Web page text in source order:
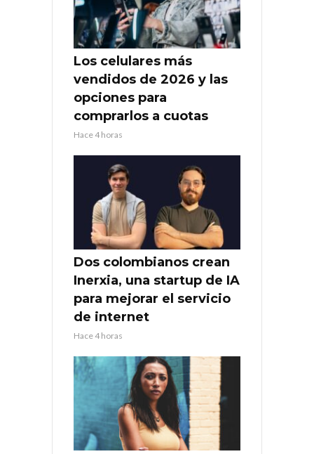
Los celulares más
vendidos de 2026 y las
opciones para
comprarlos a cuotas
Hace 4 horas
Dos colombianos crean
Inerxia, una startup de IA
para mejorar el servicio
de internet
Hace 4 horas